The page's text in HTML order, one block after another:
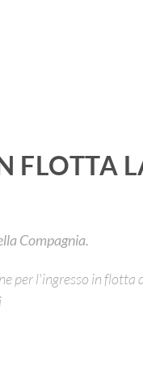
FLOTTA
Compagnia.
per l'ingresso in flotta